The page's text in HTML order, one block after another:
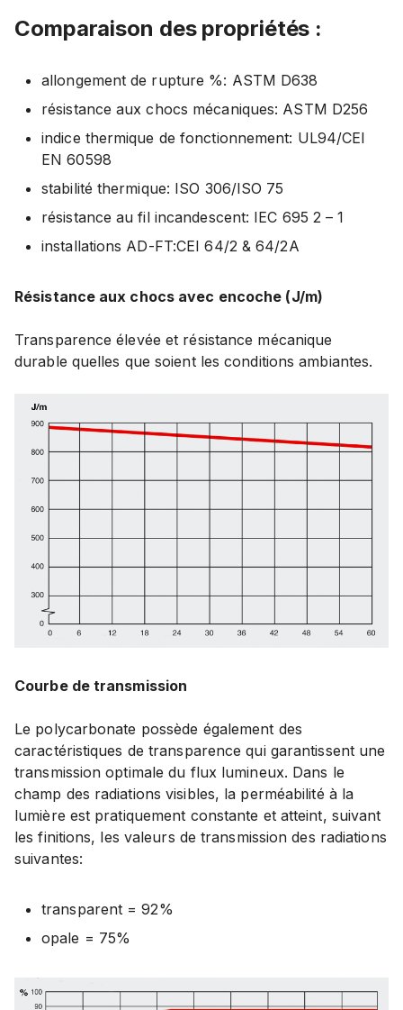
Comparaison des propriétés :
allongement de rupture %: ASTM D638
résistance aux chocs mécaniques: ASTM D256
indice thermique de fonctionnement: UL94/CEI
EN 60598
stabilité thermique: ISO 306/ISO 75
résistance au fil incandescent: IEC 695 2 – 1
installations AD-FT:CEI 64/2 & 64/2A
Résistance aux chocs avec encoche (J/m)
Transparence élevée et résistance mécanique
durable quelles que soient les conditions ambiantes.
Courbe de transmission
Le polycarbonate possède également des
caractéristiques de transparence qui garantissent une
transmission optimale du flux lumineux. Dans le
champ des radiations visibles, la perméabilité à la
lumière est pratiquement constante et atteint, suivant
les finitions, les valeurs de transmission des radiations
suivantes:
transparent = 92%
opale = 75%